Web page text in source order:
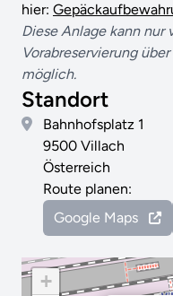
hier:
Diese Anlage kann nur
Vorabreservierung
möglich.
Standort
Bahnhofsplatz 1
9500 Villach
Österreich
Route planen:
Google Maps
+